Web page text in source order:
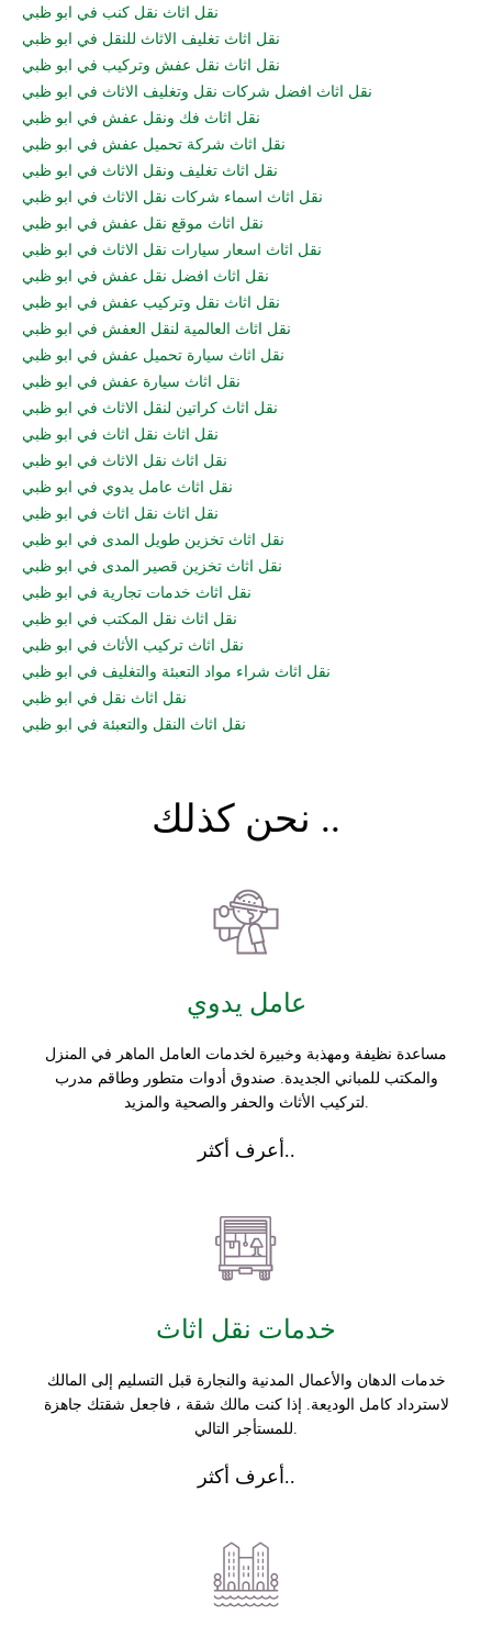
نقل اثاث نقل كنب في ابو ظبي
نقل اثاث تغليف الاثاث للنقل في ابو ظبي
نقل اثاث نقل عفش وتركيب في ابو ظبي
نقل اثاث افضل شركات نقل وتغليف الاثاث في ابو ظبي
نقل اثاث فك ونقل عفش في ابو ظبي
نقل اثاث شركة تحميل عفش في ابو ظبي
نقل اثاث تغليف ونقل الاثاث في ابو ظبي
نقل اثاث اسماء شركات نقل الاثاث في ابو ظبي
نقل اثاث موقع نقل عفش في ابو ظبي
نقل اثاث اسعار سيارات نقل الاثاث في ابو ظبي
نقل اثاث افضل نقل عفش في ابو ظبي
نقل اثاث نقل وتركيب عفش في ابو ظبي
نقل اثاث العالمية لنقل العفش في ابو ظبي
نقل اثاث سيارة تحميل عفش في ابو ظبي
نقل اثاث سيارة عفش في ابو ظبي
نقل اثاث كراتين لنقل الاثاث في ابو ظبي
نقل اثاث نقل اثاث في ابو ظبي
نقل اثاث نقل الاثاث في ابو ظبي
نقل اثاث عامل يدوي في ابو ظبي
نقل اثاث نقل اثاث في ابو ظبي
نقل اثاث تخزين طويل المدى في ابو ظبي
نقل اثاث تخزين قصير المدى في ابو ظبي
نقل اثاث خدمات تجارية في ابو ظبي
نقل اثاث نقل المكتب في ابو ظبي
نقل اثاث تركيب الأثاث في ابو ظبي
نقل اثاث شراء مواد التعبئة والتغليف في ابو ظبي
نقل اثاث نقل في ابو ظبي
نقل اثاث النقل والتعبئة في ابو ظبي
نحن كذلك ..
عامل يدوي
مساعدة نظيفة ومهذبة وخبيرة لخدمات العامل الماهر في المنزل
والمكتب للمباني الجديدة. صندوق أدوات متطور وطاقم مدرب
لتركيب الأثاث والحفر والصحية والمزيد.
أعرف أكثر..
خدمات نقل اثاث
خدمات الدهان والأعمال المدنية والنجارة قبل التسليم إلى المالك
لاسترداد كامل الوديعة. إذا كنت مالك شقة ، فاجعل شقتك جاهزة
للمستأجر التالي.
أعرف أكثر..